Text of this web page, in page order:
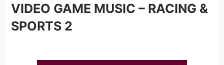
VIDEO GAME MUSIC – RACING &
SPORTS 2